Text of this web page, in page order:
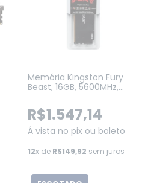
Memória Kingston Fury
Beast, 16GB, 5600MHz,
XMP, Preto (KF556C40BB-
16)
R$1.547,14
Á vista no pix ou boleto
12x de R$149,92 sem juros